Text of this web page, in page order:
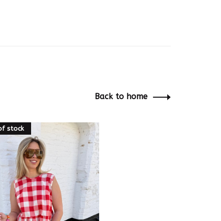
Back to home
stock